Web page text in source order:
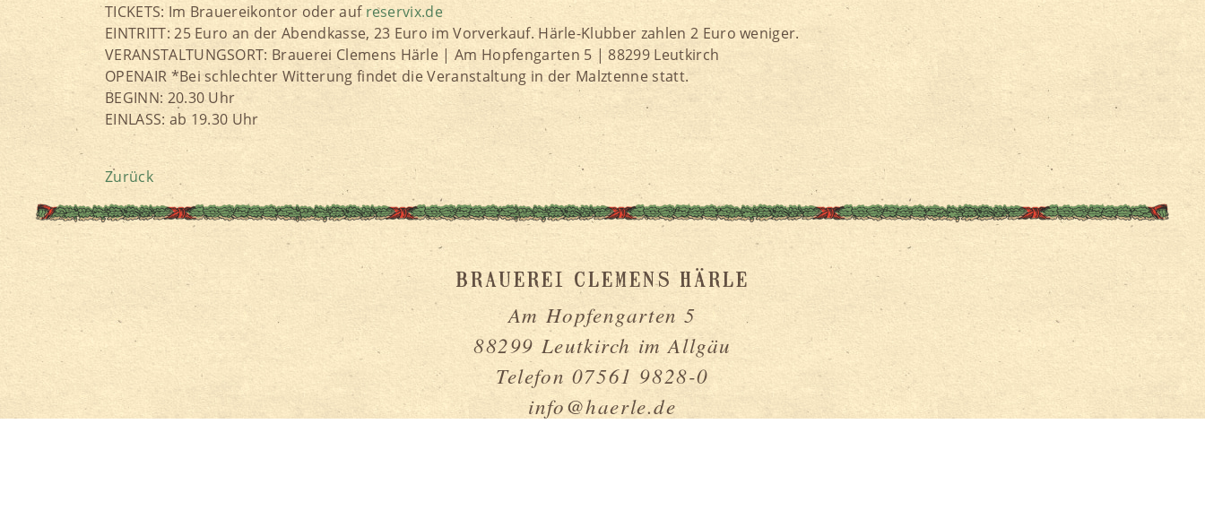
TICKETS: Im Brauereikontor oder aufreservix.de
EINTRITT: 25 Euro an der Abendkasse, 23 Euro im Vorverkauf. Härle-Klubber zahlen 2 Euro weniger.
VERANSTALTUNGSORT: Brauerei Clemens Härle | Am Hopfengarten 5 | 88299 Leutkirch
OPENAIR *Bei schlechter Witterung findet die Veranstaltung in der Malztenne statt.
BEGINN: 20.30 Uhr
EINLASS: ab 19.30 Uhr
Zurück
BRAUEREI CLEMENS HÄRLE
Am Hopfengarten 5
88299 Leutkirch im Allgäu
Telefon 07561 9828-0
info@haerle.de